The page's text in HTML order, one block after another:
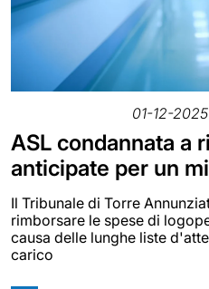
01-12-2025
ASL condannata a
anticipate per un
Il Tribunale di Torre
rimborsare le spese di
causa delle lunghe liste
carico